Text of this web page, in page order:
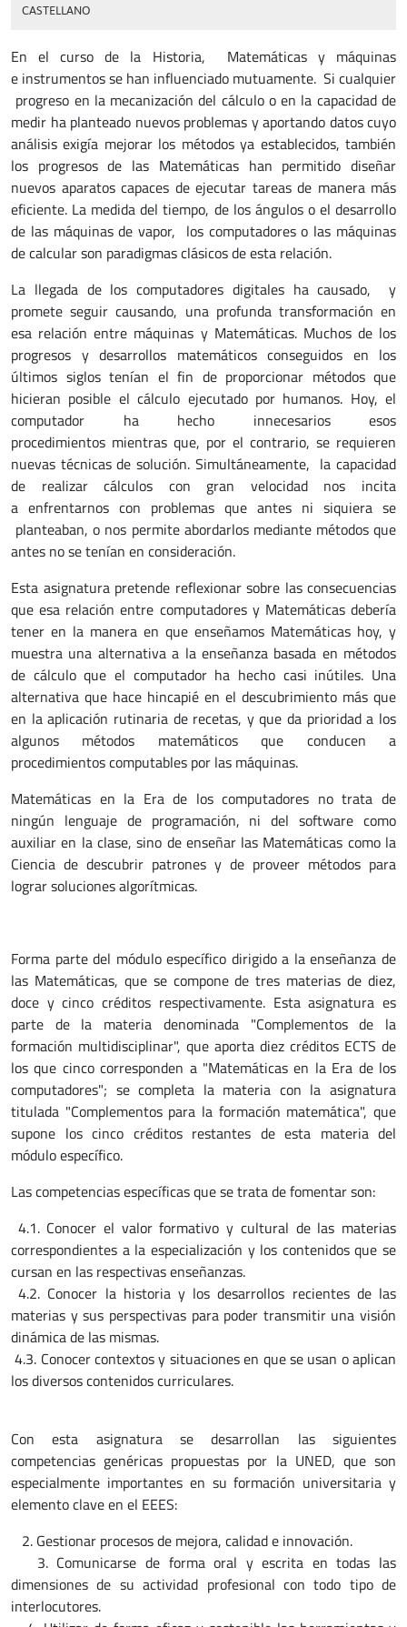
CASTELLANO
En el curso de la Historia, Matemáticas y máquinas
e instrumentos se han influenciado mutuamente. Si cualquier
progreso en la mecanización del cálculo o en la capacidad de
medir ha planteado nuevos problemas y aportando datos cuyo
análisis exigía mejorar los métodos ya establecidos, también
los progresos de las Matemáticas han permitido diseñar
nuevos aparatos capaces de ejecutar tareas de manera más
eficiente. La medida del tiempo, de los ángulos o el desarrollo
de las máquinas de vapor, los computadores o las máquinas
de calcular son paradigmas clásicos de esta relación.
La llegada de los computadores digitales ha causado, y
promete seguir causando, una profunda transformación en
esa relación entre máquinas y Matemáticas. Muchos de los
progresos y desarrollos matemáticos conseguidos en los
últimos siglos tenían el fin de proporcionar métodos que
hicieran posible el cálculo ejecutado por humanos. Hoy, el
computador ha hecho innecesarios esos
procedimientos mientras que, por el contrario, se requieren
nuevas técnicas de solución. Simultáneamente, la capacidad
de realizar cálculos con gran velocidad nos incita
a enfrentarnos con problemas que antes ni siquiera se
planteaban, o nos permite abordarlos mediante métodos que
antes no se tenían en consideración.
Esta asignatura pretende reflexionar sobre las consecuencias
que esa relación entre computadores y Matemáticas debería
tener en la manera en que enseñamos Matemáticas hoy, y
muestra una alternativa a la enseñanza basada en métodos
de cálculo que el computador ha hecho casi inútiles. Una
alternativa que hace hincapié en el descubrimiento más que
en la aplicación rutinaria de recetas, y que da prioridad a los
algunos métodos matemáticos que conducen a
procedimientos computables por las máquinas.
Matemáticas en la Era de los computadores no trata de
ningún lenguaje de programación, ni del software como
auxiliar en la clase, sino de enseñar las Matemáticas como la
Ciencia de descubrir patrones y de proveer métodos para
lograr soluciones algorítmicas.
Forma parte del módulo específico dirigido a la enseñanza de
las Matemáticas, que se compone de tres materias de diez,
doce y cinco créditos respectivamente. Esta asignatura es
parte de la materia denominada "Complementos de la
formación multidisciplinar", que aporta diez créditos ECTS de
los que cinco corresponden a "Matemáticas en la Era de los
computadores"; se completa la materia con la asignatura
titulada "Complementos para la formación matemática", que
supone los cinco créditos restantes de esta materia del
módulo específico.
Las competencias específicas que se trata de fomentar son:
4.1. Conocer el valor formativo y cultural de las materias
correspondientes a la especialización y los contenidos que se
cursan en las respectivas enseñanzas.
4.2. Conocer la historia y los desarrollos recientes de las
materias y sus perspectivas para poder transmitir una visión
dinámica de las mismas.
4.3. Conocer contextos y situaciones en que se usan o aplican
los diversos contenidos curriculares.
Con esta asignatura se desarrollan las siguientes
competencias genéricas propuestas por la UNED, que son
especialmente importantes en su formación universitaria y
elemento clave en el EEES:
2. Gestionar procesos de mejora, calidad e innovación.
3. Comunicarse de forma oral y escrita en todas las
dimensiones de su actividad profesional con todo tipo de
interlocutores.